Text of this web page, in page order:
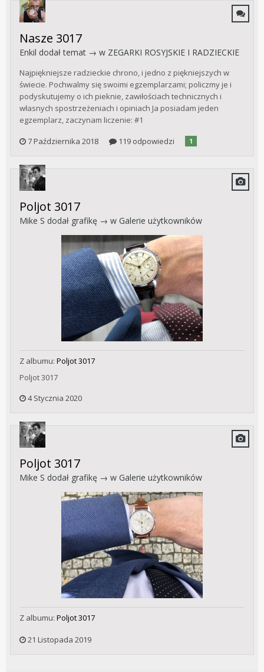
Nasze 3017
Enkil dodał temat → w ZEGARKI ROSYJSKIE I RADZIECKIE
Najpiękniejsze radzieckie chrono, i jedno z piękniejszych w
świecie. Pochwalmy się swoimi egzemplarzami; policzmy je i
podyskutujemy o ich pieknie, zawiłościach technicznych i
własnych spostrzeżeniach i opiniach Ja posiadam jeden
egzemplarz, zaczynam liczenie: #1
7 Października 2018
119 odpowiedzi 1
Poljot 3017
Mike S dodał grafikę → w Galerie użytkowników
Z albumu: Poljot 3017
Poljot 3017
4 Stycznia 2020
Poljot 3017
Mike S dodał grafikę → w Galerie użytkowników
Z albumu: Poljot 3017
21 Listopada 2019